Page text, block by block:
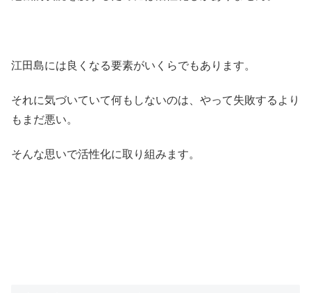
江田島には良くなる要素がいくらでもあります。
それに気づいていて何もしないのは、やって失敗するより
もまだ悪い。
そんな思いで活性化に取り組みます。